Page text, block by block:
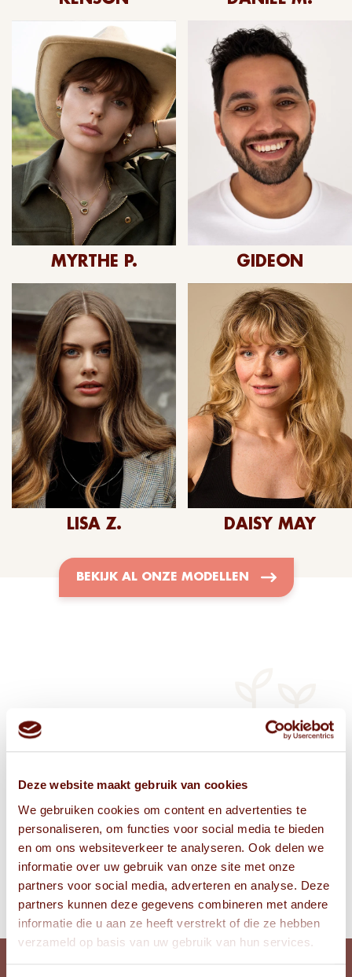
Deze website maakt gebruik van cookies
We gebruiken cookies om content en advertenties te
personaliseren, om functies voor social media te bieden
en om ons websiteverkeer te analyseren. Ook delen we
informatie over uw gebruik van onze site met onze
partners voor social media, adverteren en analyse. Deze
partners kunnen deze gegevens combineren met andere
informatie die u aan ze heeft verstrekt of die ze hebben
verzameld op basis van uw gebruik van hun services.
MYRTHE P. GIDEON
LISA Z. DAISY MAY
BEKIJK AL ONZE MODELLEN